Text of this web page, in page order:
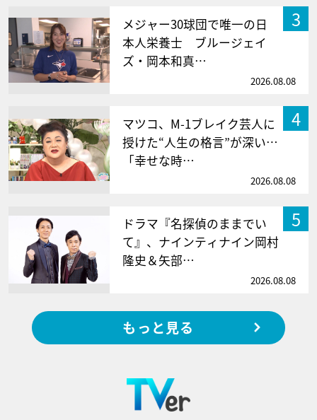
3
メジャー30球団で唯一の日
本人栄養士 ブルージェイ
ズ・岡本和真…
2026.08.08
4
マツコ、M-1ブレイク芸人に
授けた“人生の格言”が深い…
「幸せな時…
2026.08.08
5
ドラマ『名探偵のままでい
て』、ナインティナイン岡村
隆史＆矢部…
2026.08.08
もっと見る